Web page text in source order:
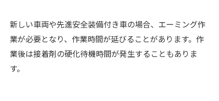
新しい車両や先進安全装備付き車の場合、エーミング作
業が必要となり、作業時間が延びることがあります。作
業後は接着剤の硬化待機時間が発生することもありま
す。